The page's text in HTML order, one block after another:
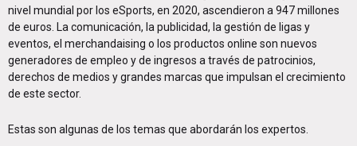
nivel mundial por los eSports, en 2020, ascendieron a 947 millones
de euros. La comunicación, la publicidad, la gestión de ligas y
eventos, el merchandaising o los productos online son nuevos
generadores de empleo y de ingresos a través de patrocinios,
derechos de medios y grandes marcas que impulsan el crecimiento
de este sector.
Estas son algunas de los temas que abordarán los expertos.